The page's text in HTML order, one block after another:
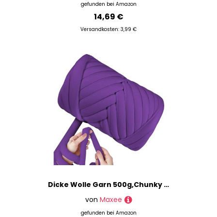
gefunden bei Amazon
14,69 €
Versandkosten: 3,99 €
Dicke Wolle Garn 500g,Chunky XXL Wolle zum Handstricke,Sperrige Textilgarn zum häkeln für körbe,Decke, Kissen, Rucksack,Haustierkorb
von Maxee
gefunden bei Amazon